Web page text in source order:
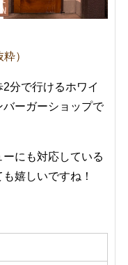
）
分で行けるホワイ
バーガーショップで
にも対応している
嬉しいですね！